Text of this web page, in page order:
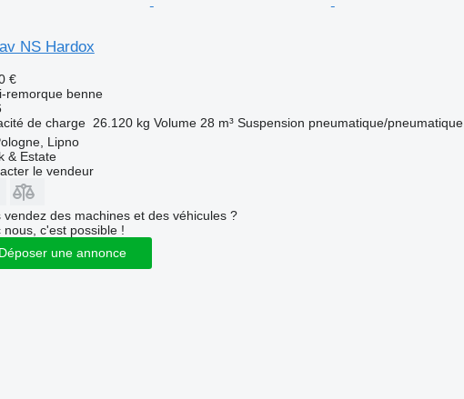
NS Hardox
€
remorque benne
de charge 26.120 kg Volume 28 m³ Suspension pneumatique/pneumatique
Lipno
& Estate
le vendeur
vendez des machines et des véhicules ?
nous, c'est possible !
Déposer une annonce